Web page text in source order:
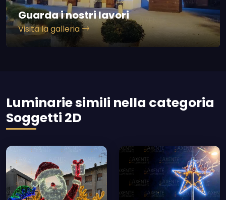
Guarda i nostri lavori
Visita la galleria
Luminarie simili nella categoria
Soggetti 2D